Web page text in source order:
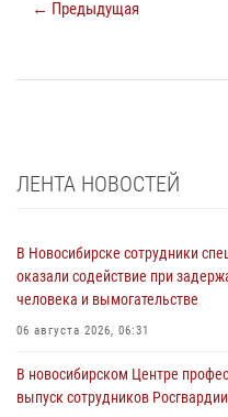
← Предыдущая
ЛЕНТА НОВОСТЕЙ
В Новосибирске сотрудники
оказали содействие при
человека и вымогательстве
06 августа 2026, 06:31
В новосибирском Центре
выпуск сотрудников Росгвардии